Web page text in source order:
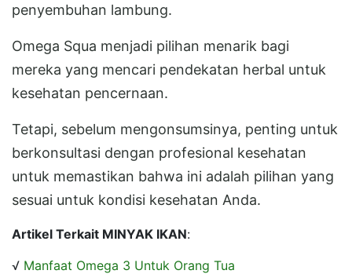
penyembuhan lambung.
Omega Squa menjadi pilihan menarik bagi
mereka yang mencari pendekatan herbal untuk
kesehatan pencernaan.
Tetapi, sebelum mengonsumsinya, penting untuk
berkonsultasi dengan profesional kesehatan
untuk memastikan bahwa ini adalah pilihan yang
sesuai untuk kondisi kesehatan Anda.
Artikel Terkait MINYAK IKAN:
√ Manfaat Omega 3 Untuk Orang Tua